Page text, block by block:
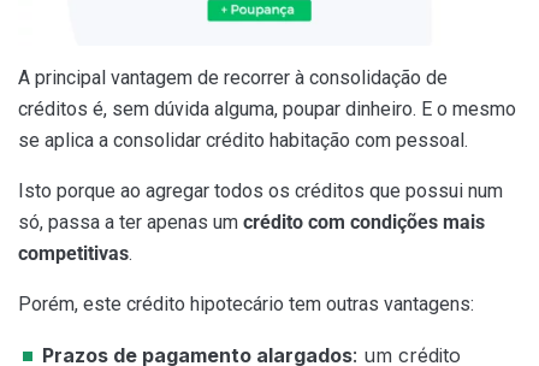
A principal vantagem de recorrer à consolidação de
créditos é, sem dúvida alguma, poupar dinheiro. E o mesmo
se aplica a consolidar crédito habitação com pessoal.
Isto porque ao agregar todos os créditos que possui num
só, passa a ter apenas um crédito com condições mais
competitivas.
Porém, este crédito hipotecário tem outras vantagens:
Prazos de pagamento alargados: um crédito